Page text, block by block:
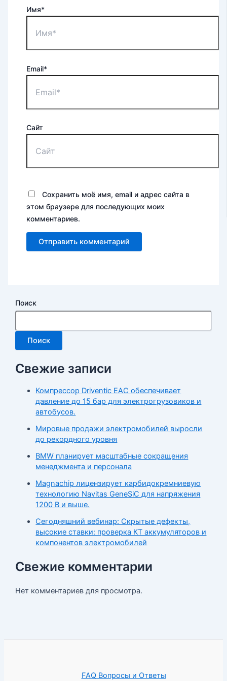
Имя*
Email*
Сайт
Сохранить моё имя, email и адрес сайта в
этом браузере для последующих моих
комментариев.
Поиск
Поиск
Свежие записи
Компрессор Driventic EAC обеспечивает
давление до 15 бар для электрогрузовиков и
автобусов.
Мировые продажи электромобилей выросли
до рекордного уровня
BMW планирует масштабные сокращения
менеджмента и персонала
Magnachip лицензирует карбидокремниевую
технологию Navitas GeneSiC для напряжения
1200 В и выше.
Сегодняшний вебинар: Скрытые дефекты,
высокие ставки: проверка КТ аккумуляторов и
компонентов электромобилей
Свежие комментарии
Нет комментариев для просмотра.
FAQ Вопросы и Ответы